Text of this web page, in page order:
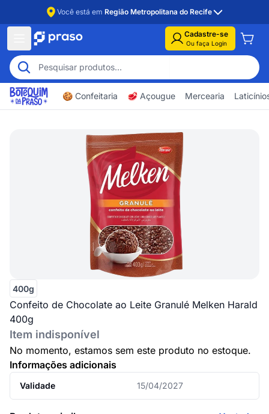
Você está em Região Metropolitana do Recife
Cadastre-se
Ou faça Login
🍪 Confeitaria 🥩 Açougue Mercearia
Informações adicionais
Validade 15/04/2027
400g
Confeito de Chocolate ao Leite Granulé Melken Harald
400g
Item indisponível
No momento, estamos sem este produto no estoque.